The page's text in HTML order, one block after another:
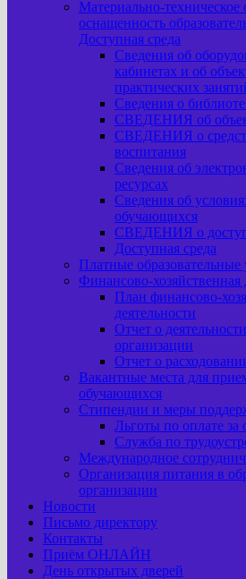
Материально-техническое
оснащенность
Доступная среда
Сведения об
кабинетах и об
практических
Сведения о
СВЕДЕНИЯ об
СВЕДЕНИЯ о
воспитания
Сведения об
ресурсах
Сведения об
обучающихся
СВЕДЕНИЯ о
Доступная среда
Платные образовательные
Финансово-хозяйственная
План финансово-
деятельности
Отчет о
организации
Отчет о
Вакантные места для
обучающихся
Стипендии и меры
Льготы по оплате за
Служба по
Международное
Организация питания в
организации
Новости
Письмо директору
Контакты
Приём ОНЛАЙН
День открытых дверей